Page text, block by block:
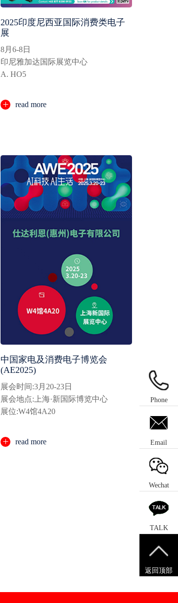
2025印度尼西亚国际消费类电子
展
8月6-8日
印尼雅加达国际展览中心
A. HO5
read more
中国家电及消费电子博览会
(AE2025)
展会时间:3月20-23日
展会地点:上海·新国际博览中心
展位:W4馆4A20
read more
Phone
Email
Wechat
TALK
返回顶部